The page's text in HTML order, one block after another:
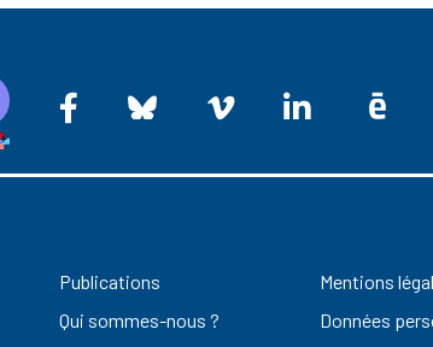
Publications
Qui sommes-nous ?
Mentions
Données